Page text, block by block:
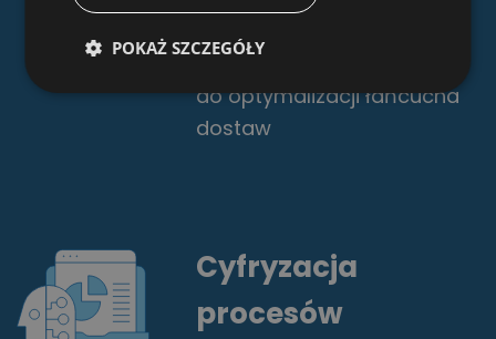
wykorzystanie sztucznej
inteligencji i analizy danych
do optymalizacji łańcucha
dostaw
Cyfryzacja
procesów
POKAŻ SZCZEGÓŁY